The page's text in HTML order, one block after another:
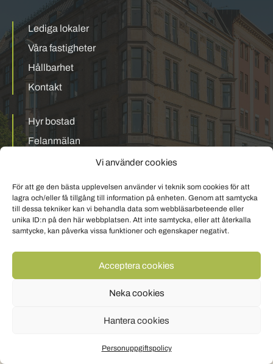
Vi använder cookies
För att ge den bästa upplevelsen använder vi teknik som cookies för att
lagra och/eller få tillgång till information på enheten. Genom att samtycka
till dessa tekniker kan vi behandla data som webbläsarbeteende eller
unika ID:n på den här webbplatsen. Att inte samtycka, eller att återkalla
samtycke, kan påverka vissa funktioner och egenskaper negativt.
Acceptera cookies
Neka cookies
Hantera cookies
Personuppgiftspolicy
Lediga lokaler
Våra fastigheter
Hållbarhet
Kontakt
Hyr bostad
Felanmälan
Personuppgiftspolicy Om cookies